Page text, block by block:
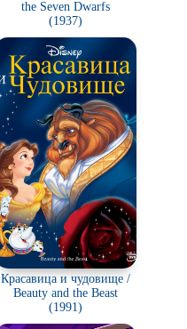
the Seven Dwarfs
(1937)
Красавица и чудовище /
Beauty and the Beast
(1991)